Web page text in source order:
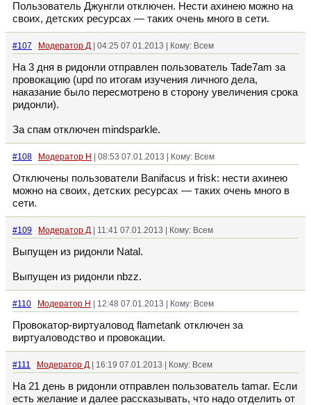
Пользователь Джунгли отключен. Нести ахинею можно на
своих, детских ресурсах — таких очень много в сети.
#107 Модератор Д | 04:25 07.01.2013 | Кому: Всем
На 3 дня в ридонли отправлен пользователь Tade7am за
провокацию (upd по итогам изучения личного дела,
наказание было пересмотрено в сторону увеличения срока
ридонли).
За спам отключен mindsparkle.
#108 Модератор Н | 08:53 07.01.2013 | Кому: Всем
Отключены пользователи Banifacus и frisk: нести ахинею
можно на своих, детских ресурсах — таких очень много в
сети.
#109 Модератор Д | 11:41 07.01.2013 | Кому: Всем
Выпущен из ридонли Natal.
Выпущен из ридонли nbzz.
#110 Модератор Н | 12:48 07.01.2013 | Кому: Всем
Провокатор-виртуаловод flametank отключен за
виртуаловодство и провокации.
#111 Модератор Д | 16:19 07.01.2013 | Кому: Всем
На 21 день в ридонли отправлен пользователь tamar. Если
есть желание и далее рассказывать, что надо отделить от